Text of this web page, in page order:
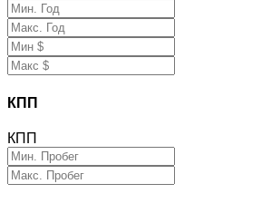
КПП
КПП